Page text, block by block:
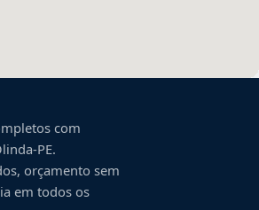
com
-PE.
orçamento sem
em todos os